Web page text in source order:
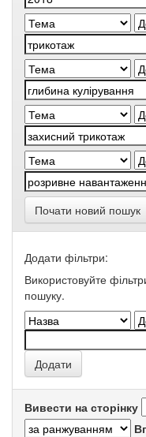
Почати новий пошук
Додати фільтри:
Використовуйте
пошуку.
Вивести на сторінку